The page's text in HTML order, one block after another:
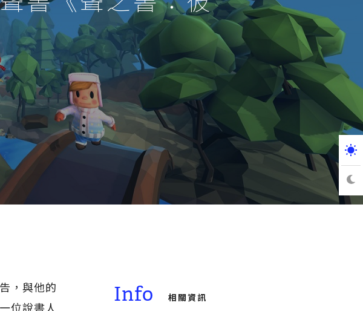
，與他的
位說書人
Info 相關資訊